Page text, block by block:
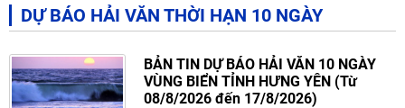
DỰ BÁO HẢI VĂN THỜI HẠN 10 NGÀY
BẢN TIN DỰ BÁO HẢI VĂN 10 NGÀY
VÙNG BIỂN TỈNH HƯNG YÊN (Từ
08/8/2026 đến 17/8/2026)